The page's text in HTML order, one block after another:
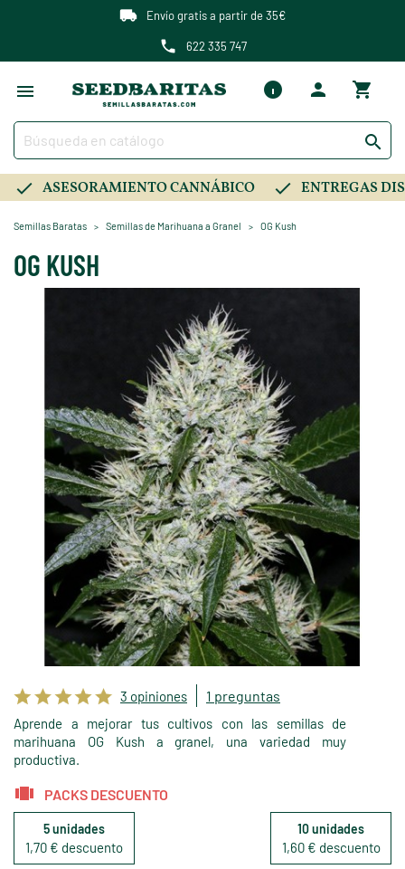
Envío gratis a partir de 35€
622 335 747

ASESORAMIENTO CANNÁBICO ENTREGAS
Semillas Baratas Semillas de Marihuana a Granel OG Kush
OG KUSH
3 opiniones 1 preguntas
Aprende a mejorar tus cultivos con las semillas de
marihuana OG Kush a granel, una variedad muy
productiva.
PACKS DESCUENTO
5 unidades
1,70 € descuento
10 unidades
1,60 € descuento